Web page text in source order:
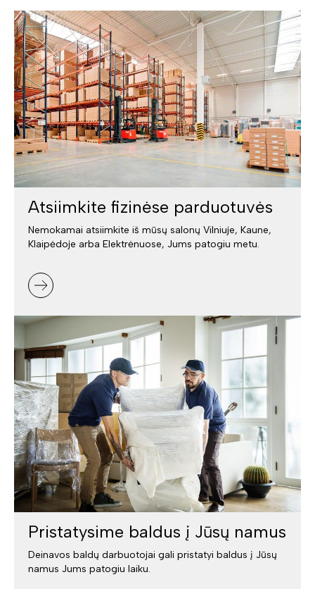
Atsiimkite fizinėse parduotuvės
Nemokamai atsiimkite iš mūsų salonų Vilniuje, Kaune,
Klaipėdoje arba Elektrėnuose, Jums patogiu metu.
Pristatysime baldus į Jūsų namus
Deinavos baldų darbuotojai gali pristatyi baldus į Jūsų
namus Jums patogiu laiku.